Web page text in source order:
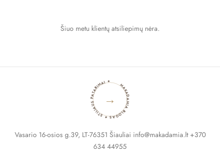
Šiuo metu klientų atsiliepimų nėra.
MAKADAMIA BLOGAS ✦ STILIAUS PATARIMAI ✦
→
Vasario 16-osios g.39, LT-76351 Šiauliai info@makadamia.lt +370
634 44955